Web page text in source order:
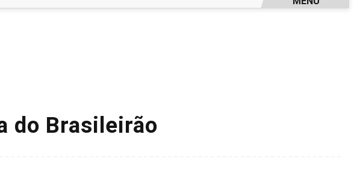
do Brasileirão